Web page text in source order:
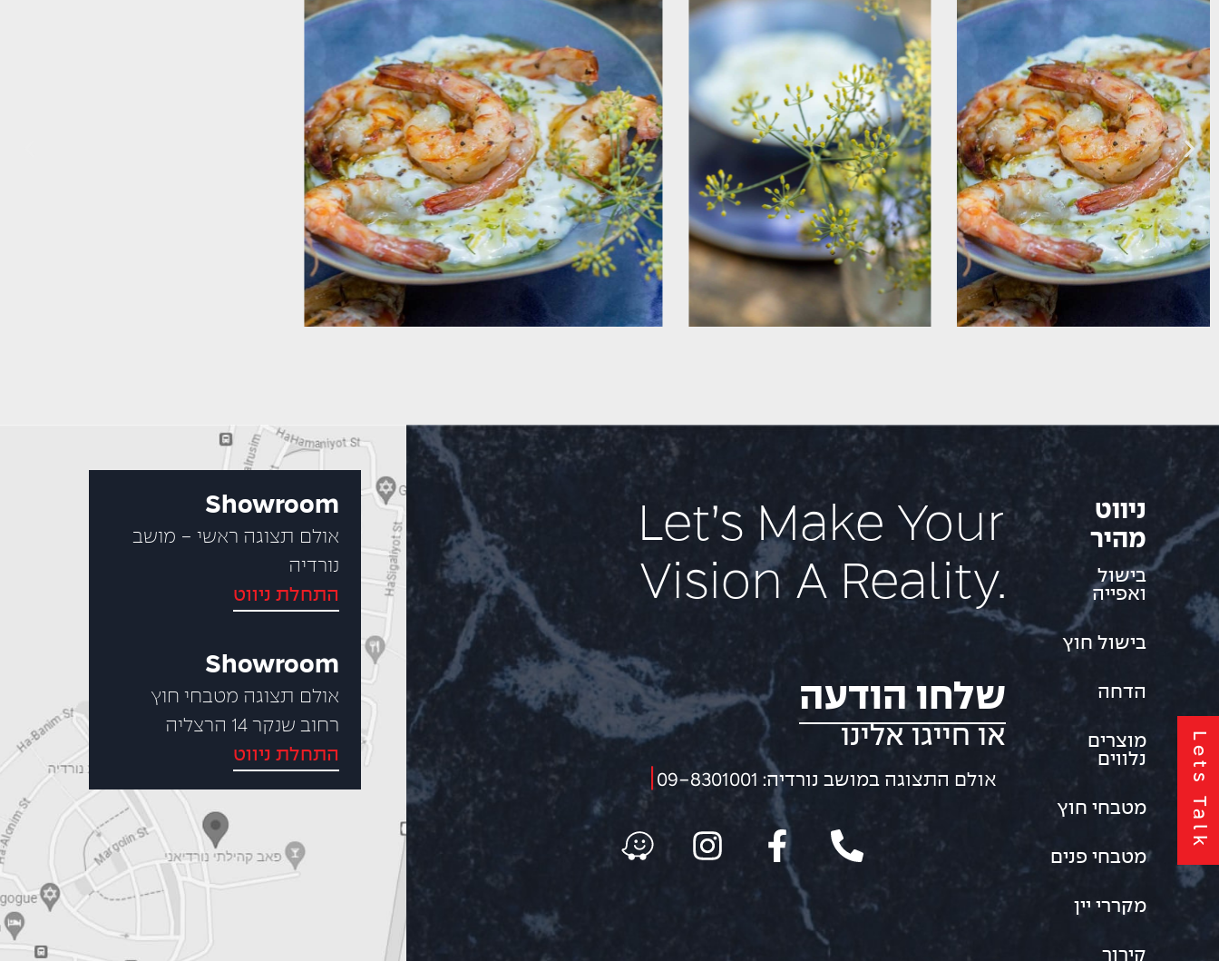
ניווט
מהיר
בישול
ואפייה
בישול חוץ
הדחה
מוצרים
נלווים
מטבחי חוץ
מטבחי פנים
מקררי יין
קירור
Let’s Make Your
Vision A Reality.
שלחו הודעה
או חייגו אלינו
אולם התצוגה במושב נורדיה: 09-8301001
Showroom
אולם תצוגה ראשי - מושב
נורדיה
התחלת ניווט
Showroom
אולם תצוגה מטבחי חוץ
רחוב שנקר 14 הרצליה
התחלת ניווט
Lets Talk